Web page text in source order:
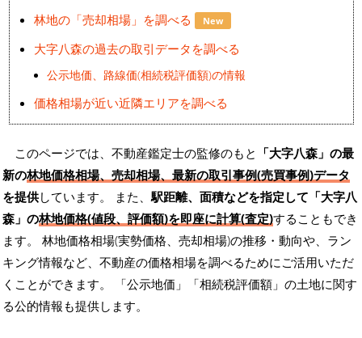
林地の「売却相場」を調べる New
大字八森の過去の取引データを調べる
公示地価、路線価(相続税評価額)の情報
価格相場が近い近隣エリアを調べる
このページでは、不動産鑑定士の監修のもと 「大字八森」の最
新の林地価格相場、売却相場、最新の取引事例(売買事例)データ
を提供しています。 また、駅距離、面積などを指定して「大字八
森」の林地価格(値段、評価額)を即座に計算(査定)することもでき
ます。 林地価格相場(実勢価格、売却相場)の推移・動向や、ラン
キング情報など、不動産の価格相場を調べるためにご活用いただ
くことができます。
「公示地価」「相続税評価額」の土地に関す
る公的情報も提供します。